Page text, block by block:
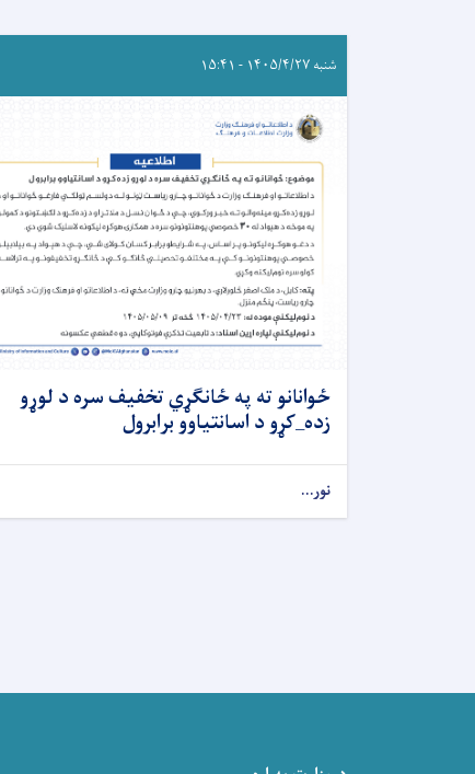
شنبه ۱۴۰۵/۴/۲۷ - ۱۵:۴۱
ځوانانو ته په ځانګړي تخفیف سره د لوړو
زده_کړو د اسانتیاوو برابرول
نور...